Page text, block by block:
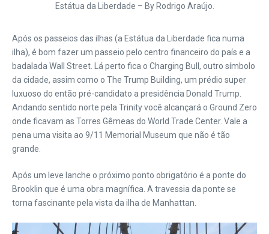
Estátua da Liberdade – By Rodrigo Araújo.
Após os passeios das ilhas (a Estátua da Liberdade fica numa
ilha), é bom fazer um passeio pelo centro financeiro do país e a
badalada Wall Street. Lá perto fica o Charging Bull, outro símbolo
da cidade, assim como o The Trump Building, um prédio super
luxuoso do então pré-candidato a presidência Donald Trump.
Andando sentido norte pela Trinity você alcançará o Ground Zero
onde ficavam as Torres Gêmeas do World Trade Center. Vale a
pena uma visita ao 9/11 Memorial Museum que não é tão
grande.
Após um leve lanche o próximo ponto obrigatório é a ponte do
Brooklin que é uma obra magnífica. A travessia da ponte se
torna fascinante pela vista da ilha de Manhattan.